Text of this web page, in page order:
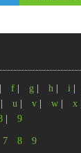
f g h i
u v w x
9
7 8 9